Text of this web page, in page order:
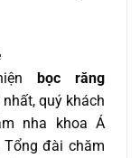
bọc răng
quý khách
nha khoa Á
đài chăm